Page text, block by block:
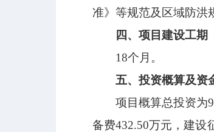
准》等规范及区域防洪
四、项目建设工期
18个月 。
五、投资概算及资
项目概算总投资为
备费432.50万元，建设